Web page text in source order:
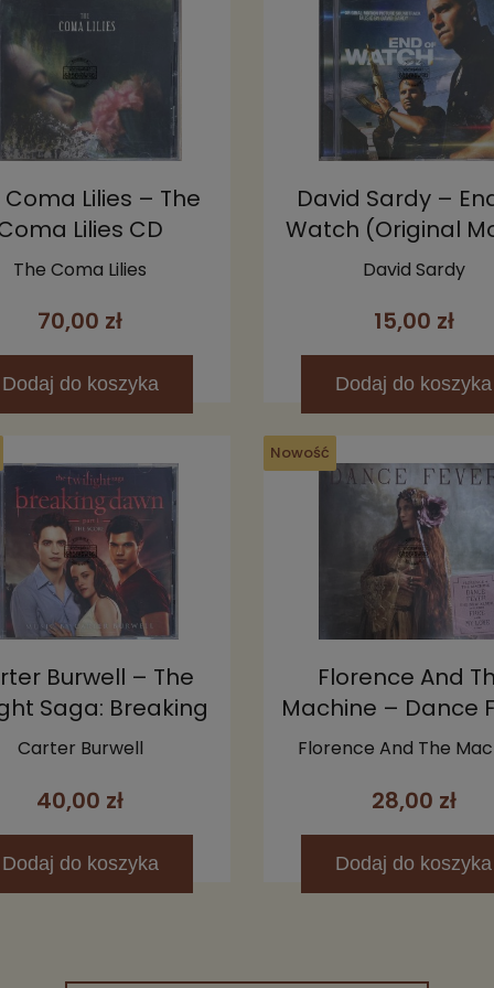
Coma Lilies – The
Lilies CD
The Coma Lilies
70,00 zł
Dodaj do koszyka
David Sardy –
Watch (Original
PictureDavid Sardy
15,00 zł
Dodaj do koszyka
Burwell – The
Saga: Breaking
- Part 1 (The
Carter Burwell
40,00 zł
Dodaj do koszyka
Nowość
Florence And
Machine – Dance
CD (Limited
Florence And The
28,00 zł
Dodaj do koszyka